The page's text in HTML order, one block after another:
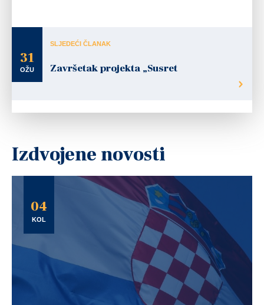
31
OŽU
SLJEDEĆI ČLANAK
Završetak projekta „Susret
Izdvojene novosti
04
KOL